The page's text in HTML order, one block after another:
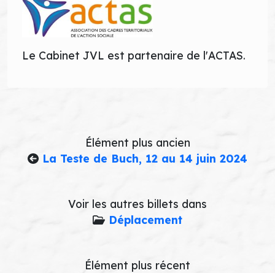
Le Cabinet JVL est partenaire de l'ACTAS.
Élément plus ancien
La Teste de Buch, 12 au 14 juin 2024
Voir les autres billets dans
Déplacement
Élément plus récent